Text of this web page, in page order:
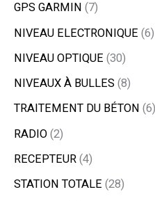
GPS GARMIN
7
NIVEAU ELECTRONIQUE 6
NIVEAU OPTIQUE 30
NIVEAUX À BULLES 8
TRAITEMENT DU BÉTON
6
RADIO 2
RECEPTEUR 4
STATION TOTALE 28